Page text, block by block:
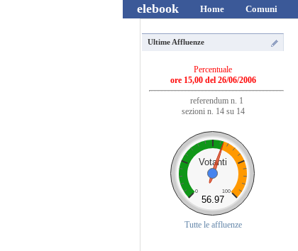
elebook Home Comuni
Ultime Affluenze
Percentuale
ore 15,00 del 26/06/2006
referendum n. 1
sezioni n. 14 su 14
Votanti
0 100
56.97
Tutte le affluenze